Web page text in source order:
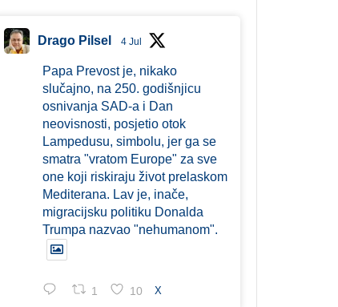
Drago Pilsel 4 Jul
Papa Prevost je, nikako
slučajno, na 250. godišnjicu
osnivanja SAD-a i Dan
neovisnosti, posjetio otok
Lampedusu, simbolu, jer ga se
smatra "vratom Europe" za sve
one koji riskiraju život prelaskom
Mediterana. Lav je, inače,
migracijsku politiku Donalda
Trumpa nazvao "nehumanom".
1 10 X